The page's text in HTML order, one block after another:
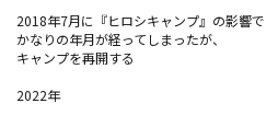
2018年7月に『ヒロシキャンプ』の影響で
かなりの年月が経ってしまったが、
キャンプを再開する
2022年